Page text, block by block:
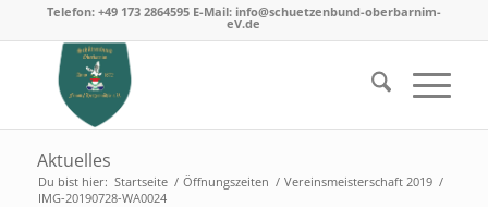
Telefon: +49 173 2864595 E-Mail: info@schuetzenbund-oberbarnim-
eV.de
Aktuelles
Du bist hier: Startseite / Öffnungszeiten / Vereinsmeisterschaft 2019 /
IMG-20190728-WA0024